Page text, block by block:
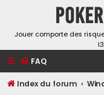
Jouer comporte des
FAQ
Index du forum